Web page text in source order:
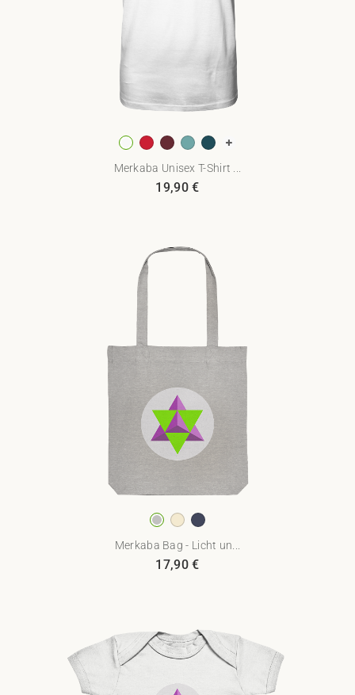
Merkaba Unisex T-Shirt ...
19,90€
Merkaba Bag - Licht un...
17,90€